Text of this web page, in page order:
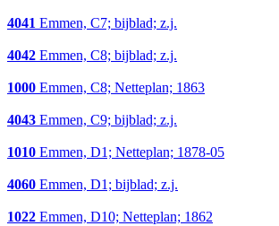
4041 Emmen, C7; bijblad; z.j.
4042 Emmen, C8; bijblad; z.j.
1000 Emmen, C8; Netteplan; 1863
4043 Emmen, C9; bijblad; z.j.
1010 Emmen, D1; Netteplan; 1878-05
4060 Emmen, D1; bijblad; z.j.
1022 Emmen, D10; Netteplan; 1862